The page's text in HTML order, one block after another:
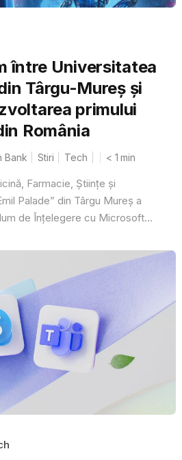
între Universitatea
Târgu-Mureș și
primului
România
Bank Stiri Tech < 1 min
Farmacie, Științe și
Palade” din Târgu Mureș a
de Înțelegere cu Microsoft...